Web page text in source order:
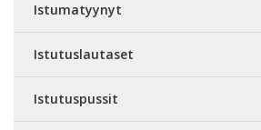
Istumatyynyt
Istutuslautaset
Istutuspussit